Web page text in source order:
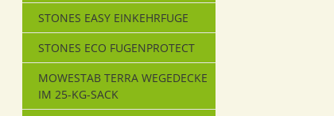
STONES EASY EINKEHRFUGE
STONES ECO FUGENPROTECT
MOWESTAB TERRA WEGEDECKE
IM 25-KG-SACK